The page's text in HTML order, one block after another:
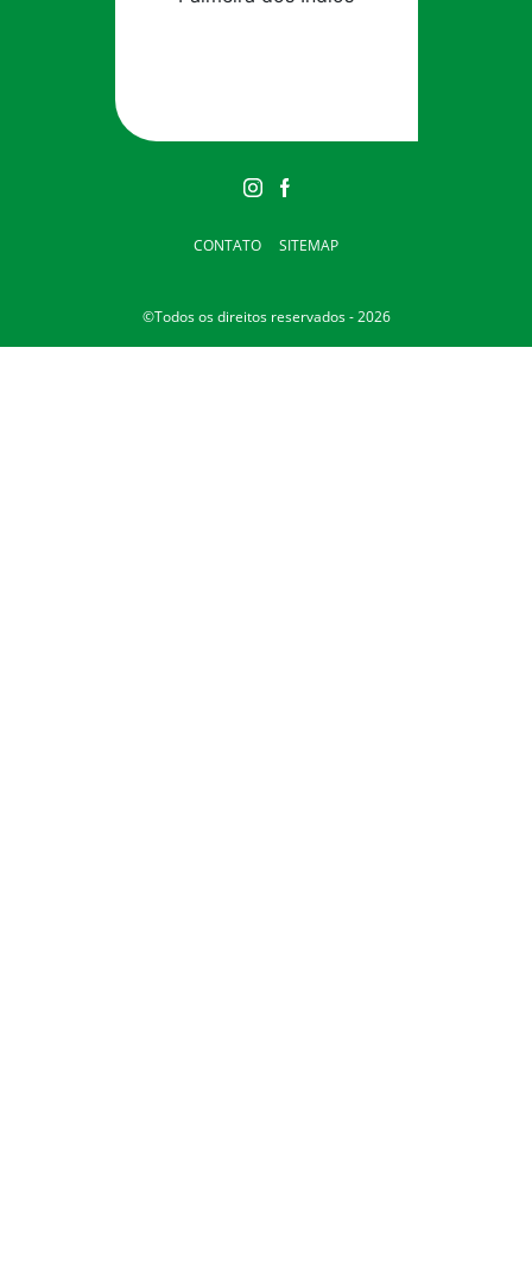
CONTATO SITEMAP
©Todos os direitos reservados - 2026